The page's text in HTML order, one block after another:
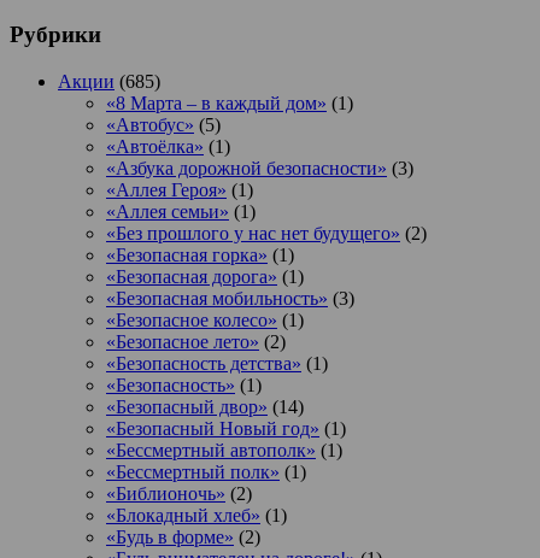
Рубрики
Акции (685)
«8 Марта – в каждый дом» (1)
«Автобус» (5)
«Автоёлка» (1)
«Азбука дорожной безопасности» (3)
«Аллея Героя» (1)
«Аллея семьи» (1)
«Без прошлого у нас нет будущего» (2)
«Безопасная горка» (1)
«Безопасная дорога» (1)
«Безопасная мобильность» (3)
«Безопасное колесо» (1)
«Безопасное лето» (2)
«Безопасность детства» (1)
«Безопасность» (1)
«Безопасный двор» (14)
«Безопасный Новый год» (1)
«Бессмертный автополк» (1)
«Бессмертный полк» (1)
«Библионочь» (2)
«Блокадный хлеб» (1)
«Будь в форме» (2)